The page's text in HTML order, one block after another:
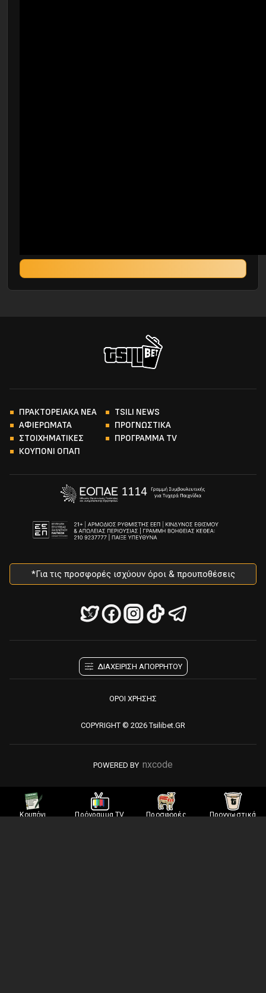
ΠΡΑΚΤΟΡΕΙΑΚΑ ΝΕΑ
TSILI NEWS
ΑΦΙΕΡΩΜΑΤΑ
ΠΡΟΓΝΩΣΤΙΚΑ
ΣΤΟΙΧΗΜΑΤΙΚΕΣ
ΠΡΟΓΡΑΜΜΑ TV
ΚΟΥΠΟΝΙ ΟΠΑΠ
*Για τις προσφορές ισχύουν όροι & προυποθέσεις
ΔΙΑΧΕΙΡΙΣΗ ΑΠΟΡΡΗΤΟΥ
ΟΡΟΙ ΧΡΗΣΗΣ
POWERED BY nxcode
COPYRIGHT © 2026 Tsilibet.GR
Κουπόνι Πρόγραμμα TV Προσφορές Προγνωστικά